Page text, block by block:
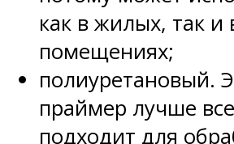
как в жилых, так
помещениях;
полиуретановый.
праймер лучше
подходит для